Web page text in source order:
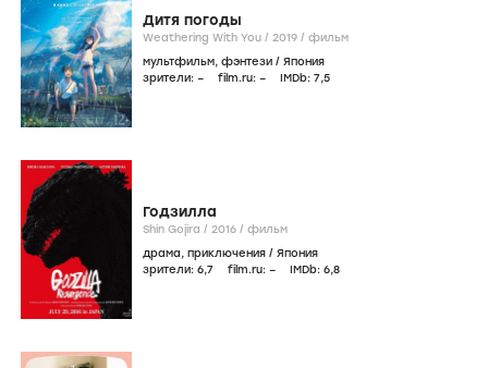
Дитя погоды
Weathering With You / 2019 / фильм
мультфильм, фэнтези / Япония
зрители: – film.ru: – IMDb: 7,5
Годзилла
Shin Gojira / 2016 / фильм
драма, приключения / Япония
зрители: 6,7 film.ru: – IMDb: 6,8